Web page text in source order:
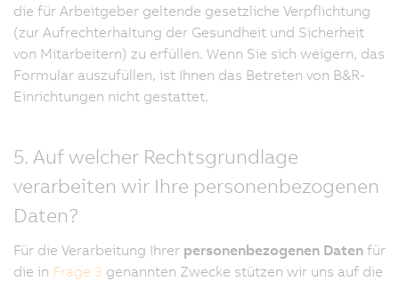
die für Arbeitgeber geltende gesetzliche Verpflichtung
(zur Aufrechterhaltung der Gesundheit und Sicherheit
von Mitarbeitern) zu erfüllen. Wenn Sie sich weigern, das
Formular auszufüllen, ist Ihnen das Betreten von B&R-
Einrichtungen nicht gestattet.
5. Auf welcher Rechtsgrundlage
verarbeiten wir Ihre personenbezogenen
Daten?
Für die Verarbeitung Ihrer personenbezogenen Daten für
die in Frage 3 genannten Zwecke stützen wir uns auf die